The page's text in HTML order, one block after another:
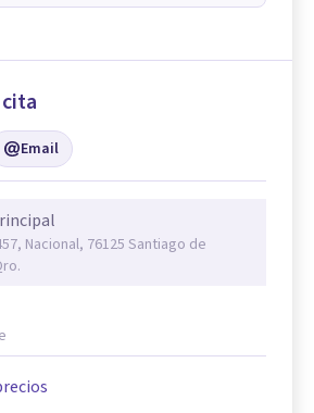
Email
Nacional, 76125 Santiago de